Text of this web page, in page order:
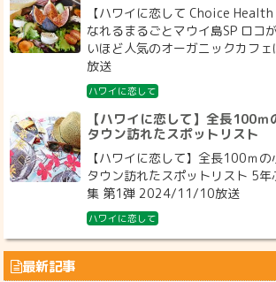
【ハワイに恋して Choice
なれるまるごとマウイ島SP ロコ
いほど人気のオーガニックカフ
放送
ハワイに恋して
【ハワイに恋して】全長100
タウン訪れたスポットリスト
【ハワイに恋して】全長100ｍ
タウン訪れたスポットリスト 5
集 第1弾 2024/11/10放送
ハワイに恋して
最新記事